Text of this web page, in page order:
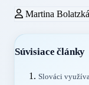
Martina
Súvisiace články
Slováci